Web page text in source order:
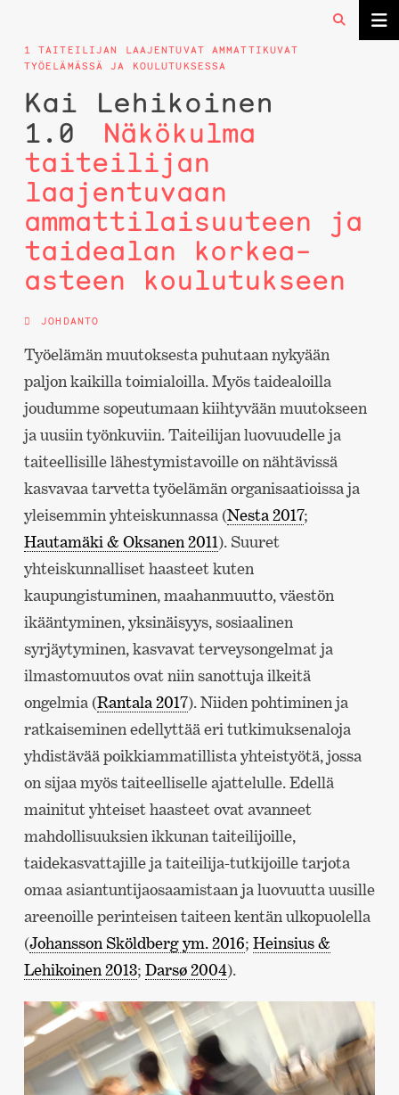
1 TAITEILIJAN LAAJENTUVAT AMMATTIKUVAT
TYÖELÄMÄSSÄ JA KOULUTUKSESSA
Kai Lehikoinen
1.0
Näkökulma
taiteilijan
laajentuvaan
ammattilaisuuteen ja
taidealan korkea-
asteen koulutukseen
JOHDANTO
Työelämän muutoksesta puhutaan nykyään
paljon kaikilla toimialoilla. Myös taidealoilla
joudumme sopeutumaan kiihtyvään muutokseen
ja uusiin työnkuviin. Taiteilijan luovuudelle ja
taiteellisille lähestymistavoille on nähtävissä
kasvavaa tarvetta työelämän organisaatioissa ja
yleisemmin yhteiskunnassa (Nesta 2017;
Hautamäki & Oksanen 2011). Suuret
yhteiskunnalliset haasteet kuten
kaupungistuminen, maahanmuutto, väestön
ikääntyminen, yksinäisyys, sosiaalinen
syrjäytyminen, kasvavat terveysongelmat ja
ilmastomuutos ovat niin sanottuja ilkeitä
ongelmia (Rantala 2017). Niiden pohtiminen ja
ratkaiseminen edellyttää eri tutkimuksenaloja
yhdistävää poikkiammatillista yhteistyötä, jossa
on sijaa myös taiteelliselle ajattelulle. Edellä
mainitut yhteiset haasteet ovat avanneet
mahdollisuuksien ikkunan taiteilijoille,
taidekasvattajille ja taiteilija-tutkijoille tarjota
omaa asiantuntijaosaamistaan ja luovuutta uusille
areenoille perinteisen taiteen kentän ulkopuolella
(Johansson Sköldberg ym. 2016; Heinsius &
Lehikoinen 2013; Darsø 2004).